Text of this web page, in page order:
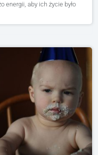
energii, aby ich życie było